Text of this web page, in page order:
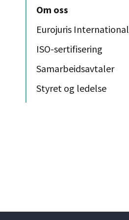
Om oss
Eurojuris International
ISO-sertifisering
Samarbeidsavtaler
Styret og ledelse